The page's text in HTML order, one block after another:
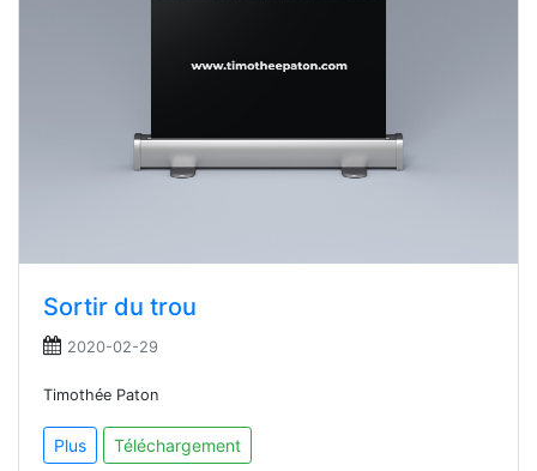
Sortir du trou
2020-02-29
Timothée Paton
Plus Téléchargement